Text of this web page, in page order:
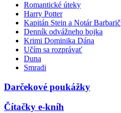
Romantické úteky
Harry Potter
Kapitán Stein a Notár Barbarič
Denník odvážneho bojka
Krimi Dominika Dána
Učím sa rozprávať
Duna
Smradi
Darčekové poukážky
Čítačky e-kníh